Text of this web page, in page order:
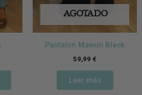
AGOTADO
Pantalon Mawun Black
59,99 €
Leer más